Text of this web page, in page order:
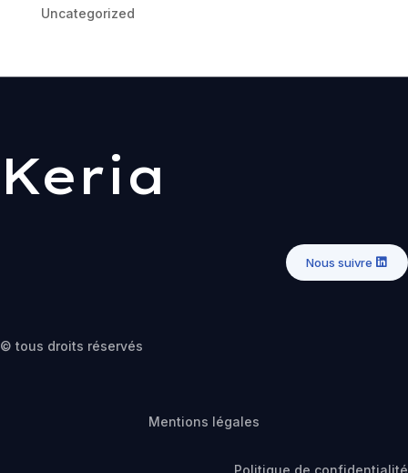
Uncategorized
Keria
Nous suivre
© tous droits réservés
Mentions légales